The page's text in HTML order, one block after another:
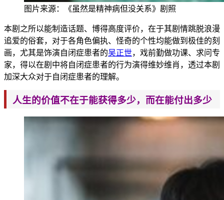
图片来源： 《虽然是精神病但没关系》剧照
本剧之所以能制造话题、博得高度评价，在于其剧情跳脱浪漫
追爱的俗套，对于各角色偏执、怪奇的个性均能做到极佳的刻
画，尤其是饰演自闭症患者的吴正世，戏前勤做功课、求问专
家，得以在剧中将自闭症患者的行为演得维妙维肖，透过本剧
加深大众对于自闭症患者的理解。
人生的价值不在于能获得多少，而在能付出多少